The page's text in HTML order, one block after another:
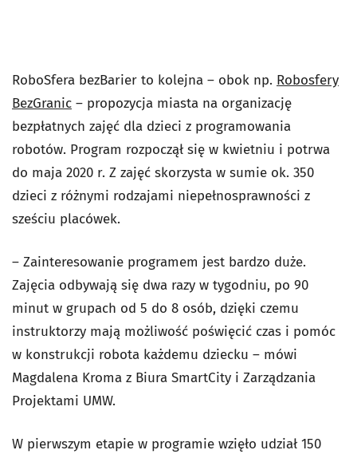
RoboSfera bezBarier to kolejna – obok np. Robosfery
BezGranic – propozycja miasta na organizację
bezpłatnych zajęć dla dzieci z programowania
robotów. Program rozpoczął się w kwietniu i potrwa
do maja 2020 r. Z zajęć skorzysta w sumie ok. 350
dzieci z różnymi rodzajami niepełnosprawności z
sześciu placówek.
– Zainteresowanie programem jest bardzo duże.
Zajęcia odbywają się dwa razy w tygodniu, po 90
minut w grupach od 5 do 8 osób, dzięki czemu
instruktorzy mają możliwość poświęcić czas i pomóc
w konstrukcji robota każdemu dziecku – mówi
Magdalena Kroma z Biura SmartCity i Zarządzania
Projektami UMW.
W pierwszym etapie w programie wzięło udział 150